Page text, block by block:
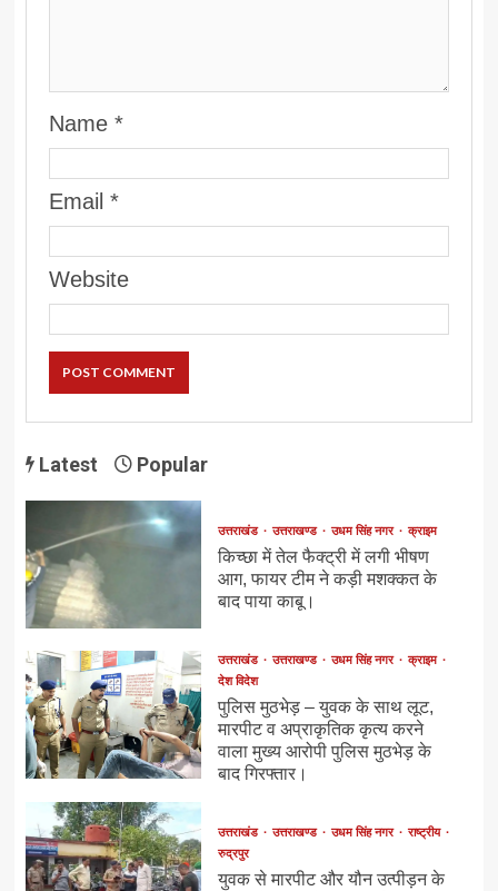
Name*
Email*
Website
Latest Popular
उत्तराखंड उत्तराखण्ड उधम सिंह नगर क्राइम
किच्छा में तेल फैक्ट्री में लगी भीषण
आग, फायर टीम ने कड़ी मशक्कत के
बाद पाया काबू।
उत्तराखंड उत्तराखण्ड उधम सिंह नगर
क्राइम
देश विदेश
पुलिस मुठभेड़ – युवक के साथ लूट,
मारपीट व अप्राकृतिक कृत्य करने
वाला मुख्य आरोपी पुलिस मुठभेड़ के
बाद गिरफ्तार।
उत्तराखंड उत्तराखण्ड उधम सिंह नगर
राष्ट्रीय
रुद्रपुर
युवक से मारपीट और यौन उत्पीड़न के